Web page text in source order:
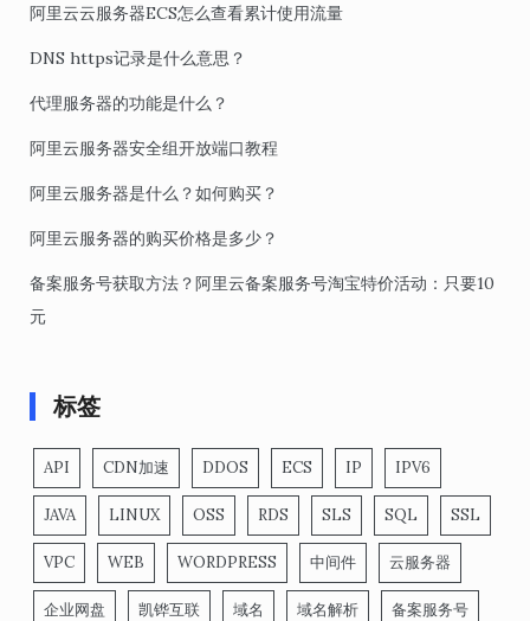
阿里云云服务器ECS怎么查看累计使用流量
DNS https记录是什么意思？
代理服务器的功能是什么？
阿里云服务器安全组开放端口教程
阿里云服务器是什么？如何购买？
阿里云服务器的购买价格是多少？
备案服务号获取方法？阿里云备案服务号淘宝特价活动：只要10
元
标签
API CDN加速 DDOS ECS IP IPV6
JAVA LINUX OSS RDS SLS SQL SSL
VPC WEB WORDPRESS 中间件 云服务器
企业网盘 凯铧互联 域名 域名解析 备案服务号